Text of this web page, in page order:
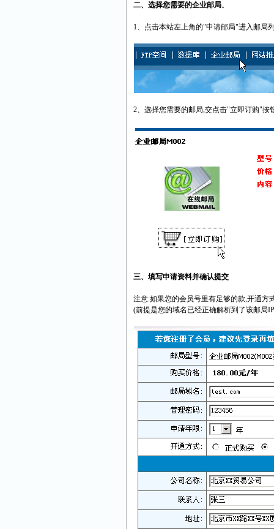
二、选择您需要的企业邮局。
1、点击本站左上角的"申请邮局"进入邮局
2、选择您需要的邮局,交点击"立即订购"按
三、填写申请资料并确认提交
注意:如果您的会员号里有足够的款,开通
(前提是您的域名已经正确解析到了该邮局